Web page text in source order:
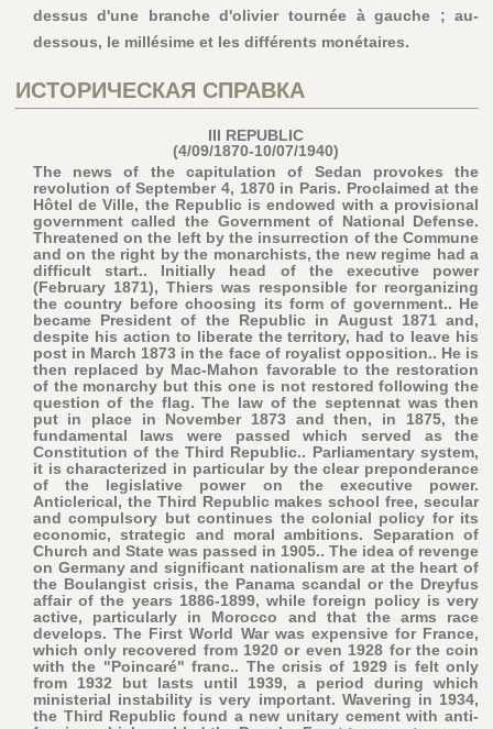
dessus d'une branche d'olivier tournée à gauche ; au-
dessous, le millésime et les différents monétaires.
ИСТОРИЧЕСКАЯ СПРАВКА
III REPUBLIC
(4/09/1870-10/07/1940)
The news of the capitulation of Sedan provokes the
revolution of September 4, 1870 in Paris. Proclaimed at the
Hôtel de Ville, the Republic is endowed with a provisional
government called the Government of National Defense.
Threatened on the left by the insurrection of the Commune
and on the right by the monarchists, the new regime had a
difficult start.. Initially head of the executive power
(February 1871), Thiers was responsible for reorganizing
the country before choosing its form of government.. He
became President of the Republic in August 1871 and,
despite his action to liberate the territory, had to leave his
post in March 1873 in the face of royalist opposition.. He is
then replaced by Mac-Mahon favorable to the restoration
of the monarchy but this one is not restored following the
question of the flag. The law of the septennat was then
put in place in November 1873 and then, in 1875, the
fundamental laws were passed which served as the
Constitution of the Third Republic.. Parliamentary system,
it is characterized in particular by the clear preponderance
of the legislative power on the executive power.
Anticlerical, the Third Republic makes school free, secular
and compulsory but continues the colonial policy for its
economic, strategic and moral ambitions. Separation of
Church and State was passed in 1905.. The idea of revenge
on Germany and significant nationalism are at the heart of
the Boulangist crisis, the Panama scandal or the Dreyfus
affair of the years 1886-1899, while foreign policy is very
active, particularly in Morocco and that the arms race
develops. The First World War was expensive for France,
which only recovered from 1920 or even 1928 for the coin
with the "Poincaré" franc.. The crisis of 1929 is felt only
from 1932 but lasts until 1939, a period during which
ministerial instability is very important. Wavering in 1934,
the Third Republic found a new unitary cement with anti-